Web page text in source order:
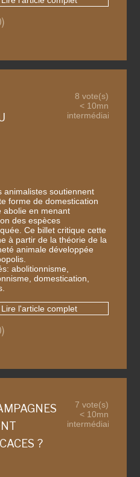
8 vote(s)
< 10mn
intermédiaire
animalistes soutiennent
forme de domestication
abolie en menant
des espèces
Ce billet critique cette
à partir de la théorie de la
animale développée
abolitionnisme,
domestication,
Lire l'article complet
?
7 vote(s)
< 10mn
intermédiaire